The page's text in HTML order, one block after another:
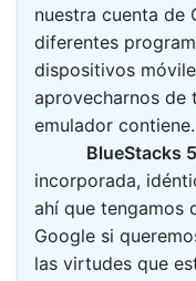
nuestra cuenta de
diferentes
dispositivos
aprovecharnos de
emulador
BlueStacks 5
incorporada,
ahí que tengamos
Google si
las virtudes que